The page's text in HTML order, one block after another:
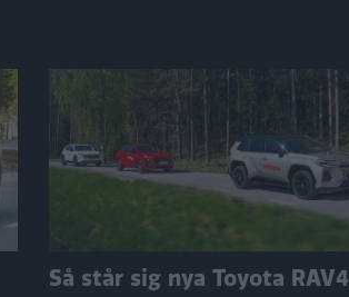
Så står sig nya Toyota RAV4